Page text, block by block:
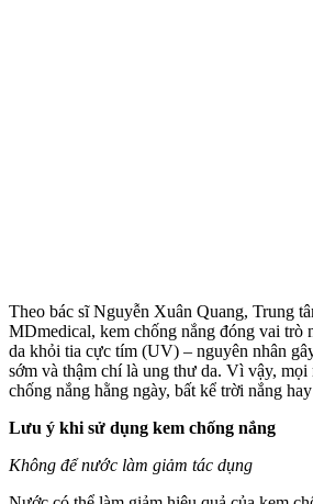
Theo bác sĩ Nguyễn Xuân Quang, Trung
MDmedical, kem chống nắng đóng vai trò
da khỏi tia cực tím (UV) – nguyên nhân
sớm và thậm chí là ung thư da. Vì vậy,
chống nắng hằng ngày, bất kể trời nắng
Lưu ý khi sử dụng kem chống nắng
Không để nước làm giảm tác dụng